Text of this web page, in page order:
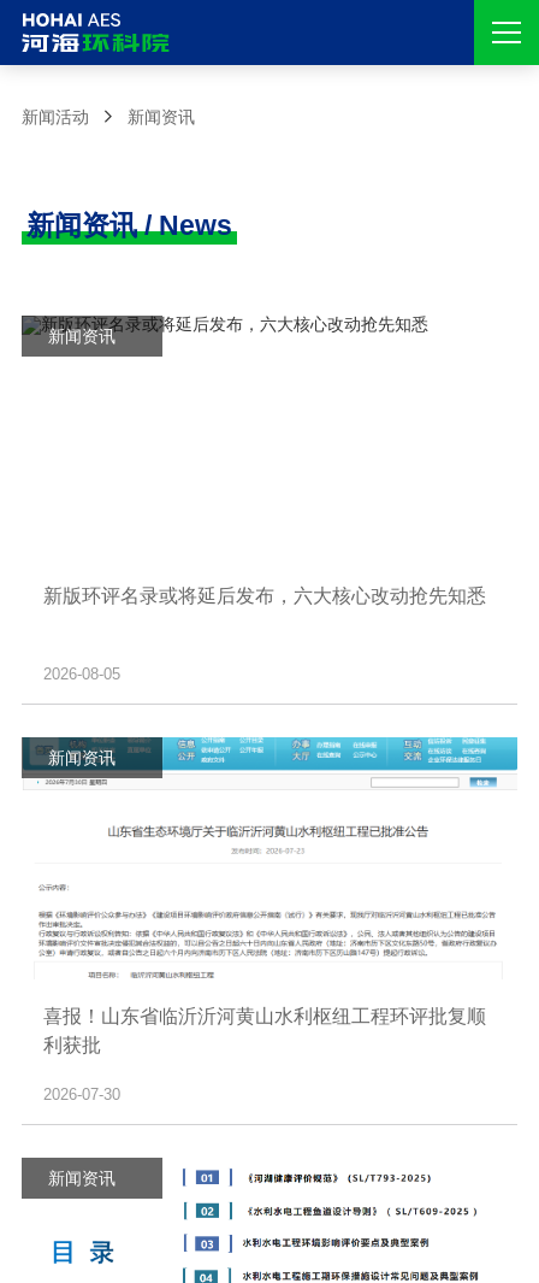
新闻活动 新闻资讯
新闻资讯 / News
新闻资讯
新版环评名录或将延后发布，六大核心改动抢先知悉
2026-08-05
新闻资讯
喜报！山东省临沂沂河黄山水利枢纽工程环评批复顺
利获批
2026-07-30
新闻资讯